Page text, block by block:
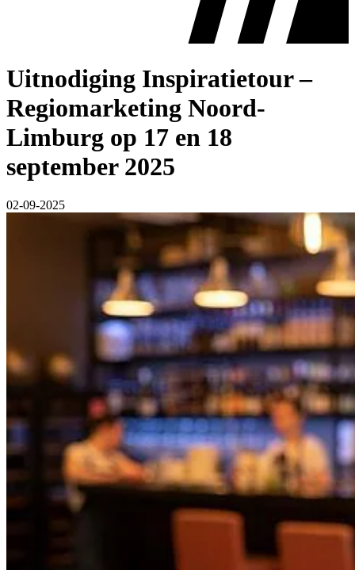
Uitnodiging Inspiratietour –
Regiomarketing Noord-
Limburg op 17 en 18
september 2025
02-09-2025